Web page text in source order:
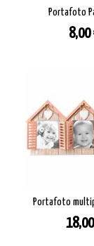
Portafoto
8,00
Portafoto